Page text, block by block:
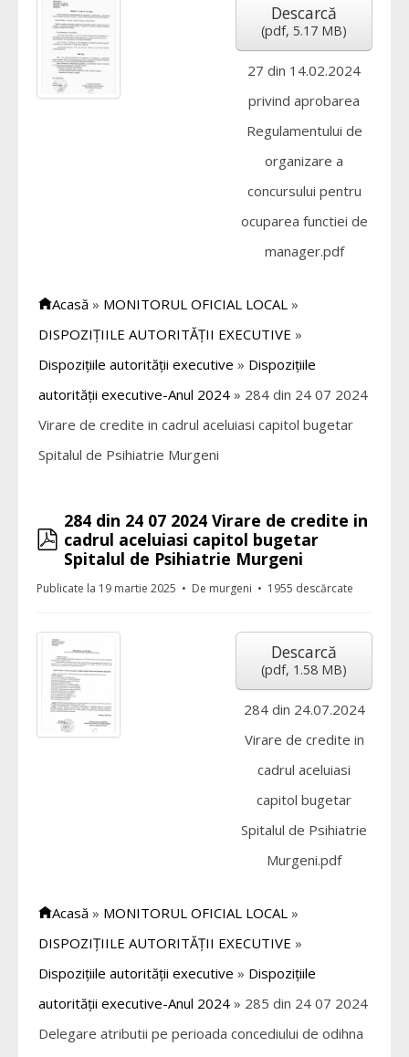
Descarcă
(pdf, 5.17 MB)
27 din 14.02.2024
privind aprobarea
Regulamentului de
organizare a
concursului pentru
ocuparea functiei de
manager.pdf
Acasă » MONITORUL OFICIAL LOCAL »
DISPOZIȚIILE AUTORITĂȚII EXECUTIVE »
Dispozițiile autorității executive » Dispozițiile
autorității executive-Anul 2024 » 284 din 24 07 2024
Virare de credite in cadrul aceluiasi capitol bugetar
Spitalul de Psihiatrie Murgeni
pdf
284 din 24 07 2024 Virare de credite in
cadrul aceluiasi capitol bugetar
Spitalul de Psihiatrie Murgeni
Publicate la 19 martie 2025 De murgeni 1955 descărcate
Descarcă
(pdf, 1.58 MB)
284 din 24.07.2024
Virare de credite in
cadrul aceluiasi
capitol bugetar
Spitalul de Psihiatrie
Murgeni.pdf
Acasă » MONITORUL OFICIAL LOCAL »
DISPOZIȚIILE AUTORITĂȚII EXECUTIVE »
Dispozițiile autorității executive » Dispozițiile
autorității executive-Anul 2024 » 285 din 24 07 2024
Delegare atributii pe perioada concediului de odihna